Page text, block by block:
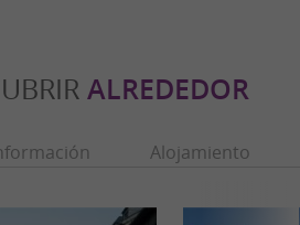
ALREDEDOR
Alojamiento